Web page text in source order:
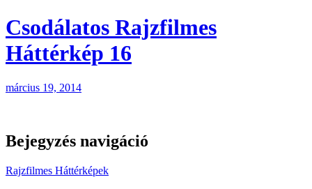
Csodálatos Rajzfilmes
Háttérkép 16
március 19, 2014
Bejegyzés navigáció
Rajzfilmes Háttérképek